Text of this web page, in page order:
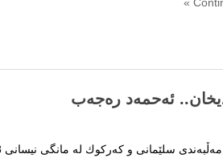
ئه‌حمه‌د ره‌جه‌ب